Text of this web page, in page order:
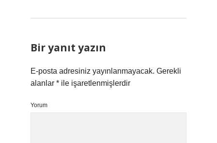
Bir yanıt yazın
E-posta adresiniz yayınlanmayacak. Gerekli
alanlar * ile işaretlenmişlerdir
Yorum